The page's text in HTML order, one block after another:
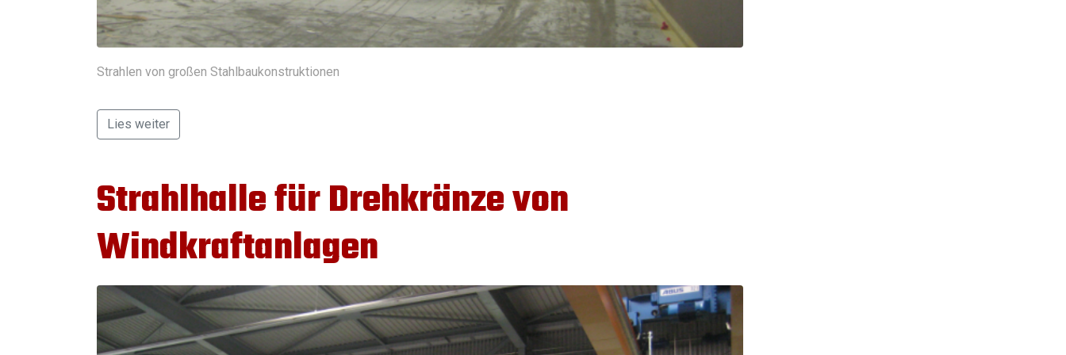
Strahlen von großen Stahlbaukonstruktionen
Lies weiter
Strahlhalle für Drehkränze von
Windkraftanlagen